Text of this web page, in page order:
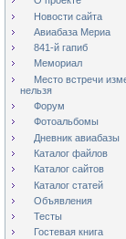
Новости сайта
Авиабаза Мериа
841-й гапиб
Мемориал
Место встречи
нельзя
Форум
Фотоальбомы
Дневник авиабазы
Каталог файлов
Каталог сайтов
Каталог статей
Объявления
Тесты
Гостевая книга